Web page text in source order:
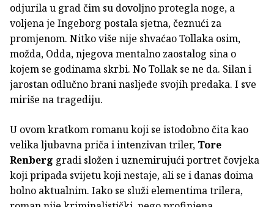
odjurila u grad čim su dovoljno protegla noge, a
voljena je Ingeborg postala sjetna, čeznući za
promjenom. Nitko više nije shvaćao Tollaka osim,
možda, Odda, njegova mentalno zaostalog sina o
kojem se godinama skrbi. No Tollak se ne da. Silan i
jarostan odlučno brani nasljeđe svojih predaka. I sve
miriše na tragediju.
U ovom kratkom romanu koji se istodobno čita kao
velika ljubavna priča i intenzivan triler, Tore
Renberg gradi složen i uznemirujući portret čovjeka
koji pripada svijetu koji nestaje, ali se i danas doima
bolno aktualnim. Iako se služi elementima trilera,